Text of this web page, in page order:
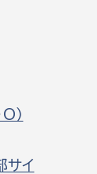
）
サイ